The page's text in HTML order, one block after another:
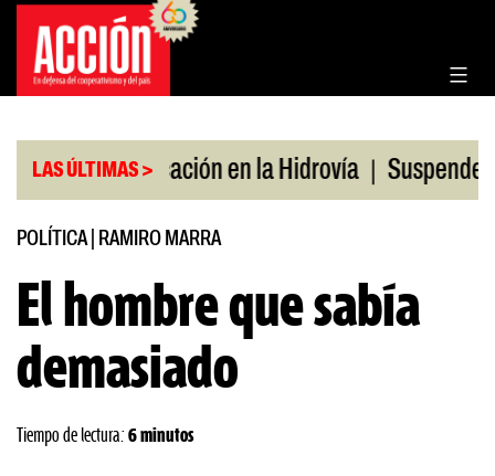
Saltar
contenido
LAS ÚLTIMAS >
Bonificación en la Hidrovía | Suspenden
POLÍTICA| RAMIRO MARRA
El hombre que sabía
demasiado
Tiempo de lectura: 6 minutos